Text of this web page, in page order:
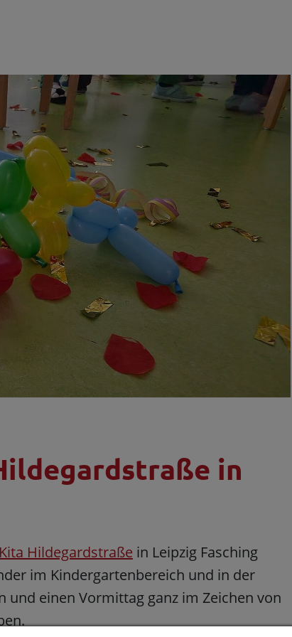
in
Kita Hildegardstraße in Leipzig Fasching
im Kindergartenbereich und in der
einen Vormittag ganz im Zeichen von